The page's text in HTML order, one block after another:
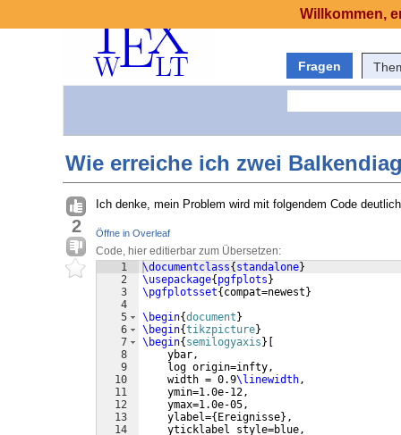
Fragen
Wie erreiche ich zwei
2
Ich denke, mein Problem wird mit folgendem Code
Öffne in Overleaf
Code, hier editierbar zum Übersetzen:
1
2
3
4
5
6
7
8
9
10
11
12
13
14
\documentclass{ standalone}
\usepackage{ pgfplots }
\pgfplotsset{ compat=newest }
\begin{document }
\begin{tikzpicture}
\begin{ semilogyaxis }
    ybar,
    log origin=infty,
    width = 0.9
\linewidth,
    ymin=1.0e-12,
    ymax=1.0e-05,
    ylabel=
{ Ereignisse} ,
    yticklabel style=blue,
Willkommen,